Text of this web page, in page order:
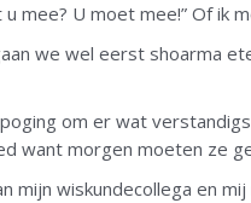
mee? U moet mee!” Of ik
we wel eerst shoarma
om er wat
want morgen moeten ze
mijn wiskundecollega en